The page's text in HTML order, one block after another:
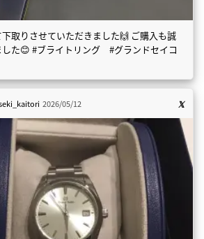
取りさせていただきました🙌 ご購入も誠
した😊 #ブライトリング #グランドセイコ
2026/05/12